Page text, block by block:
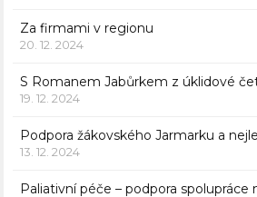
Za firmami v regionu
20. 12. 2024
S Romanem Jabůrkem z úklidové
19. 12. 2024
Podpora žákovského Jarmarku a
13. 12. 2024
Paliativní péče – podpora spolupráce